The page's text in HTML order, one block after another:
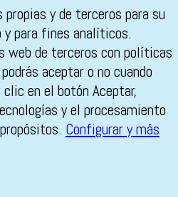
y de terceros para su
para fines analíticos.
web de terceros con políticas
aceptar o no cuando
en el botón Aceptar,
y el procesamiento
Configurar y más